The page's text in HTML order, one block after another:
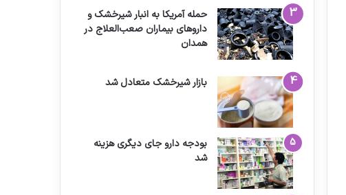
حمله آمریکا به انبار شیرخشک و
داروهای بیماران صعب‌العلاج در
همدان
بازار شیرخشک متعادل شد
بودجه دارو جای دیگری هزینه
شد